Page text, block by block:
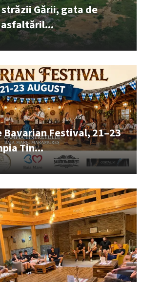
Gării, gata de
asfaltăril...
Festival, 21–23
Tin...